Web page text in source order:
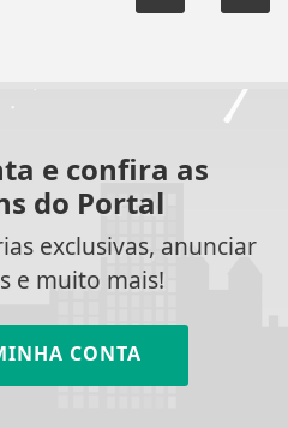
e confira as
do Portal
exclusivas, anunciar
e muito mais!
CONTA